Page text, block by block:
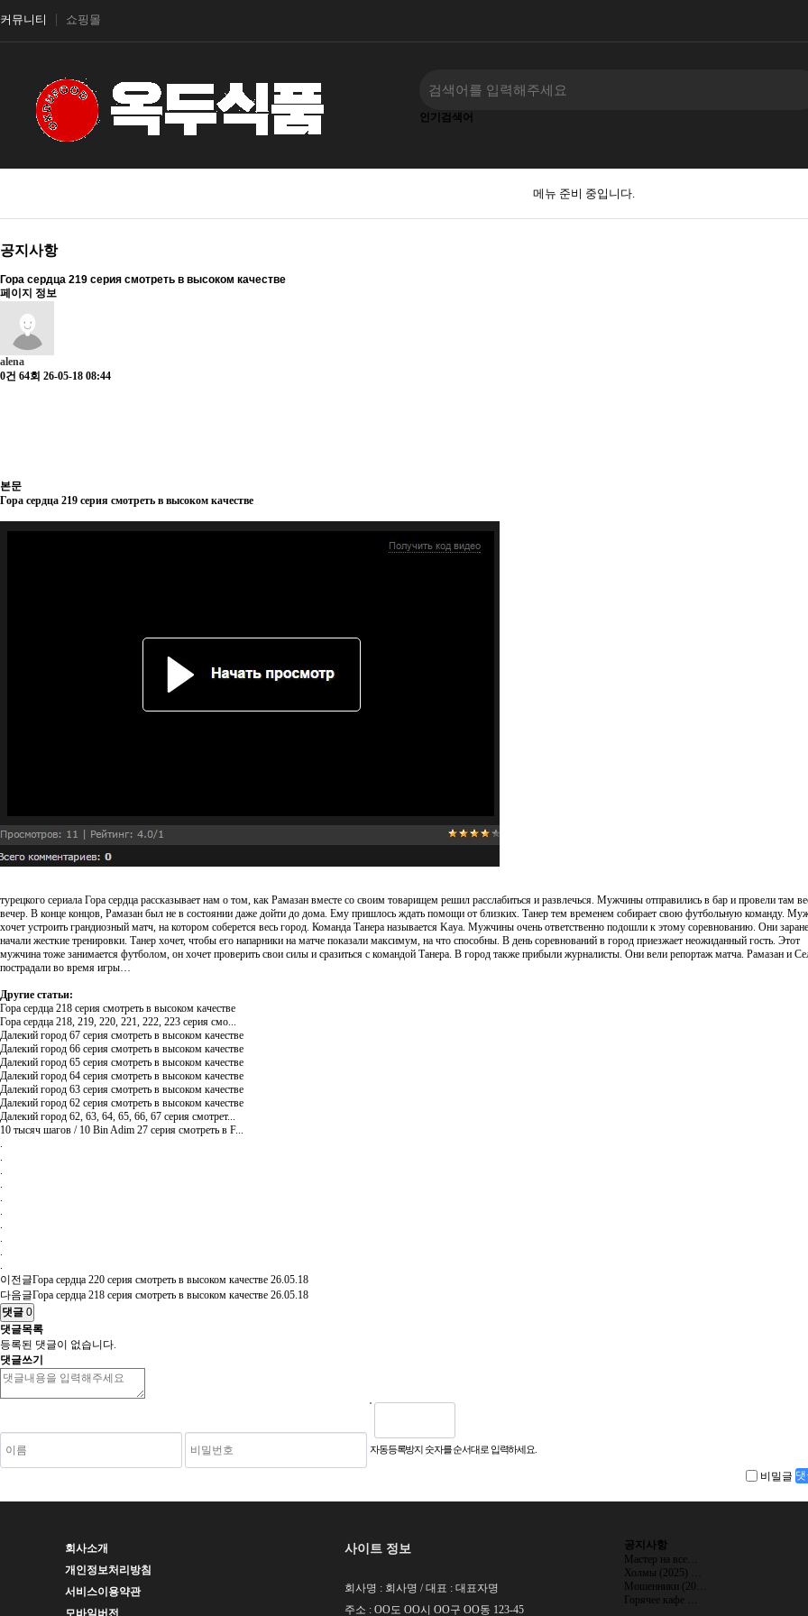
커뮤니티 쇼핑몰
인기검색어
메뉴 준비 중입니다.
공지사항
Гора сердца 219 серия смотреть в высоком качестве
페이지 정보
alena
0건 64회 26-05-18 08:44
본문
Гора сердца 219 серия смотреть в высоком качестве
турецкого сериала Гора сердца рассказывает нам о том, как Рамазан вместе со своим товарищем решил расслабиться и развлечься. Мужчины отправились в бар и провели там
вечер. В конце концов, Рамазан был не в состоянии даже дойти до дома. Ему пришлось ждать помощи от близких. Танер тем временем собирает свою футбольную команду.
хочет устроить грандиозный матч, на котором соберется весь город. Команда Танера называется Kaya. Мужчины очень ответственно подошли к этому соревнованию. Они
начали жесткие тренировки. Танер хочет, чтобы его напарники на матче показали максимум, на что способны. В день соревнований в город приезжает неожиданный гость. Этот
мужчина тоже занимается футболом, он хочет проверить свои силы и сразиться с командой Танера. В город также прибыли журналисты. Они вели репортаж матча. Рамазан и
пострадали во время игры…
Другие статьи:
Гора сердца 218 серия смотреть в высоком качестве
Гора сердца 218, 219, 220, 221, 222, 223 серия смо...
Далекий город 67 серия смотреть в высоком качестве
Далекий город 66 серия смотреть в высоком качестве
Далекий город 65 серия смотреть в высоком качестве
Далекий город 64 серия смотреть в высоком качестве
Далекий город 63 серия смотреть в высоком качестве
Далекий город 62 серия смотреть в высоком качестве
Далекий город 62, 63, 64, 65, 66, 67 серия смотрет...
10 тысяч шагов / 10 Bin Adim 27 серия смотреть в F...
.
.
.
.
.
.
.
.
.
.
이전글Гора сердца 220 серия смотреть в высоком качестве 26.05.18
다음글Гора сердца 218 серия смотреть в высоком качестве 26.05.18
댓글 0
댓글목록
등록된 댓글이 없습니다.
댓글쓰기
자동등록방지 숫자를 순서대로 입력하세요.
비밀글
회사소개
개인정보처리방침
서비스이용약관
사이트 정보
회사명 : 회사명 / 대표 : 대표자명
주소 : OO도 OO시 OO구 OO동 123-45
공지사항
Мастер на все…
Холмы (2025) …
Мошенники (20…
Горячее кафе …